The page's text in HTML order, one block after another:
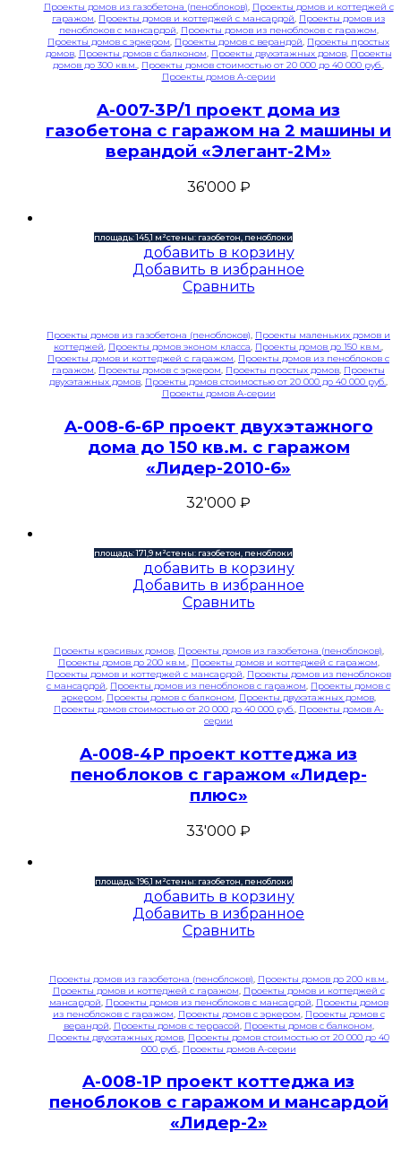
Проекты домов из газобетона (пеноблоков), Проекты домов и коттеджей с
гаражом, Проекты домов и коттеджей с мансардой, Проекты домов из
пеноблоков с мансардой, Проекты домов из пеноблоков с гаражом,
Проекты домов с эркером, Проекты домов с верандой, Проекты простых
домов, Проекты домов с балконом, Проекты двухэтажных домов, Проекты
домов до 300 кв.м., Проекты домов стоимостью от 20 000 до 40 000 руб.,
Проекты домов A-серии
A-007-3P/1 проект дома из
газобетона с гаражом на 2 машины и
верандой «Элегант-2М»
36'000 ₽
площадь: 145,1 м²стены: газобетон, пеноблоки
добавить в корзину
Добавить в избранное
Сравнить
Проекты домов из газобетона (пеноблоков), Проекты маленьких домов и
коттеджей, Проекты домов эконом класса, Проекты домов до 150 кв.м.,
Проекты домов и коттеджей с гаражом, Проекты домов из пеноблоков с
гаражом, Проекты домов с эркером, Проекты простых домов, Проекты
двухэтажных домов, Проекты домов стоимостью от 20 000 до 40 000 руб.,
Проекты домов A-серии
A-008-6-6P проект двухэтажного
дома до 150 кв.м. с гаражом
«Лидер-2010-6»
32'000 ₽
площадь: 171,9 м²стены: газобетон, пеноблоки
добавить в корзину
Добавить в избранное
Сравнить
Проекты красивых домов, Проекты домов из газобетона (пеноблоков),
Проекты домов до 200 кв.м., Проекты домов и коттеджей с гаражом,
Проекты домов и коттеджей с мансардой, Проекты домов из пеноблоков
с мансардой, Проекты домов из пеноблоков с гаражом, Проекты домов с
эркером, Проекты домов с балконом, Проекты двухэтажных домов,
Проекты домов стоимостью от 20 000 до 40 000 руб., Проекты домов A-
серии
A-008-4P проект коттеджа из
пеноблоков с гаражом «Лидер-
плюс»
33'000 ₽
площадь: 196,1 м²стены: газобетон, пеноблоки
добавить в корзину
Добавить в избранное
Сравнить
Проекты домов из газобетона (пеноблоков), Проекты домов до 200 кв.м.,
Проекты домов и коттеджей с гаражом, Проекты домов и коттеджей с
мансардой, Проекты домов из пеноблоков с мансардой, Проекты домов
из пеноблоков с гаражом, Проекты домов с эркером, Проекты домов с
верандой, Проекты домов с террасой, Проекты домов с балконом,
Проекты двухэтажных домов, Проекты домов стоимостью от 20 000 до 40
000 руб., Проекты домов A-серии
A-008-1P проект коттеджа из
пеноблоков с гаражом и мансардой
«Лидер-2»